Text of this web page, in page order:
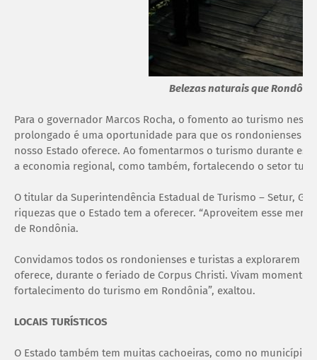
Belezas naturais que
Para o governador Marcos Rocha, o fomento ao turismo
prolongado é uma oportunidade para que os rondonienses
nosso Estado oferece. Ao fomentarmos o turismo durante
a economia regional, como também, fortalecendo o setor
O titular da Superintendência Estadual de Turismo – Setur,
riquezas que o Estado tem a oferecer. “Aproveitem esse
de Rondônia.
Convidamos todos os rondonienses e turistas a explorarem e
oferece, durante o feriado de Corpus Christi. Vivam
fortalecimento do turismo em Rondônia”, exaltou.
LOCAIS TURÍSTICOS
O Estado também tem muitas cachoeiras, como no município